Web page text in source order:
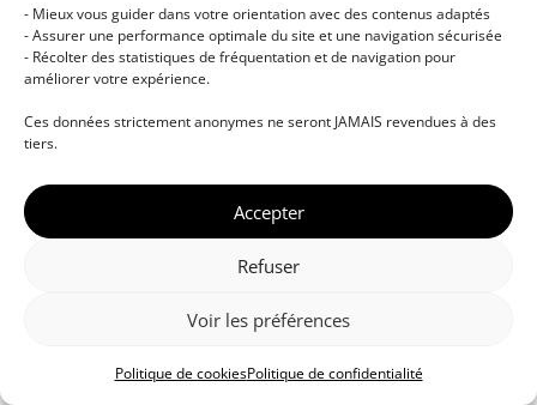
- Mieux vous guider dans votre orientation avec des contenus adaptés
- Assurer une performance optimale du site et une navigation sécurisée
- Récolter des statistiques de fréquentation et de navigation pour
améliorer votre expérience.
Ces données strictement anonymes ne seront JAMAIS revendues à des
tiers.
Accepter
Refuser
Voir les préférences
Politique de cookiesPolitique de confidentialité
Remplissez le formulaire ci-dessous : nous vous
répondrons dans les meilleurs délais.